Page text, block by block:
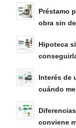
Préstamo
obra sin
Hipoteca
Interés de
cuándo
conviene